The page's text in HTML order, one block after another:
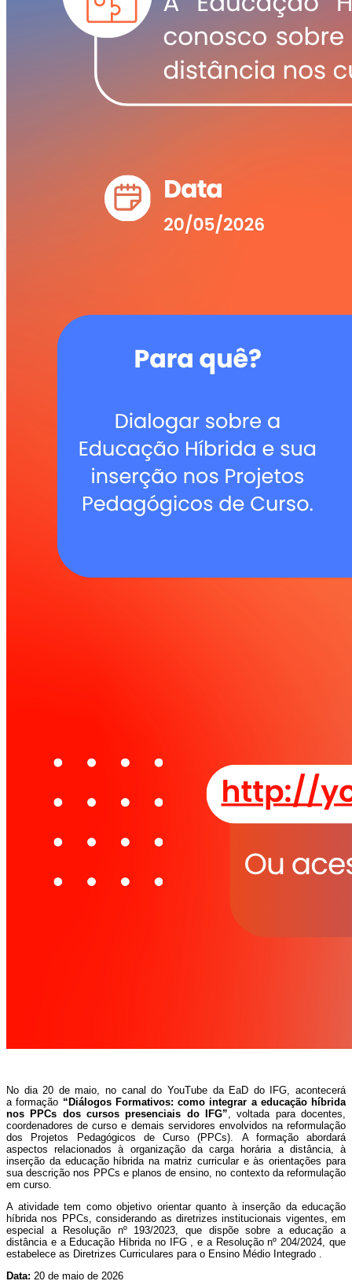
No dia 20 de maio, no canal do YouTube da EaD do IFG, acontecerá
aformação “Diálogos Formativos: como integrar a educação híbrida
nos PPCs dos cursos presenciais do IFG” , voltada para docentes,
coordenadores de curso e demais servidores envolvidos na reformulação
dos Projetos Pedagógicos de Curso (PPCs). A formação abordará
aspectos relacionados à organização da carga horária a distância, à
inserção da educação híbrida na matriz curricular e às orientações para
sua descrição nos PPCs e planos de ensino, no contexto da reformulação
em curso.
A atividade tem como objetivo orientar quanto à inserção da educação
híbrida nos PPCs, considerando as diretrizes institucionais vigentes, em
especial a Resolução nº 193/2023, que dispõe sobre a educação a
distância e a Educação Híbrida no IFG , e a Resolução nº 204/2024, que
estabelece as Diretrizes Curriculares para o Ensino Médio Integrado .
Data: 20 de maio de 2026